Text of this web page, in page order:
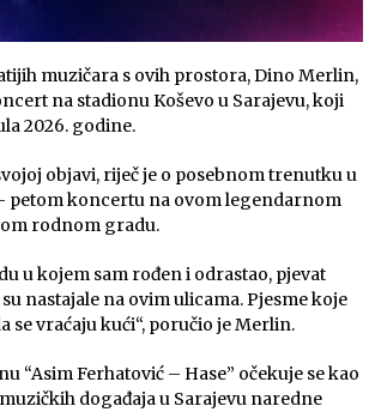
muzičara s ovih prostora, Dino Merlin,
na stadionu Koševo u Sarajevu, koji
2026. godine.
objavi, riječ je o posebnom trenutku u
petom koncertu na ovom legendarnom
rodnom gradu.
u kojem sam rođen i odrastao, pjevat
nastajale na ovim ulicama. Pjesme koje
se vraćaju kući“, poručio je Merlin.
“Asim Ferhatović – Hase” očekuje se kao
događaja u Sarajevu naredne